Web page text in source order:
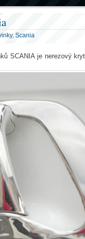
, Scania
SCANIA je nerezový